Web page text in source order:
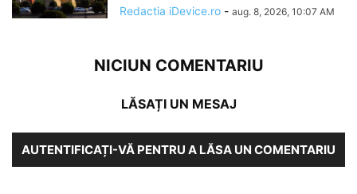
Redactia iDevice.ro - aug. 8, 2026, 10:07 AM
NICIUN COMENTARIU
LĂSAȚI UN MESAJ
AUTENTIFICAȚI-VĂ PENTRU A LĂSA UN COMENTARIU